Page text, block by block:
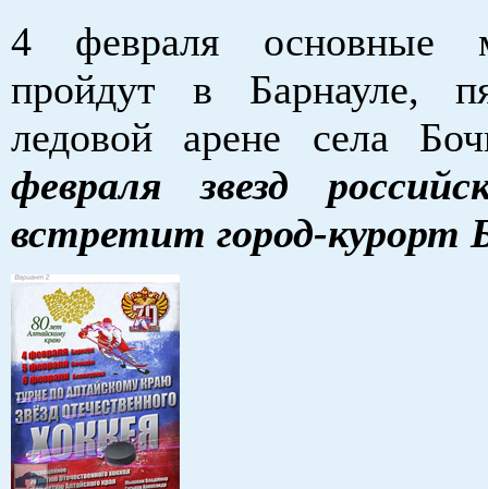
4 февраля основные
пройдут в Барнауле,
ледовой арене села
февраля звезд
встретит город-курорт